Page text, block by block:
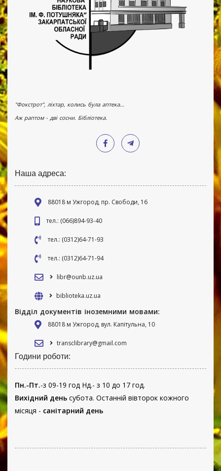
"Фокстрот", ліхтар, колись була аптека...
Аж раптом - дві сосни. Бібліотека.
Наша адреса:
88018 м Ужгород, пр. Свободи, 16
тел.: (066)894-93-40
тел.: (0312)64-71-93
тел.: (0312)64-71-94
libr@ounb.uz.ua
biblioteka.uz.ua
Відділ документів іноземними мовами:
88018 м Ужгород, вул. Капітульна, 10
transclibrary@gmail.com
Години роботи:
Пн.-Пт.-з 09-19 год Нд.- з 10 до 17 год.
Вихідний день субота. Останній вівторок кожного
місяця - санітарний день